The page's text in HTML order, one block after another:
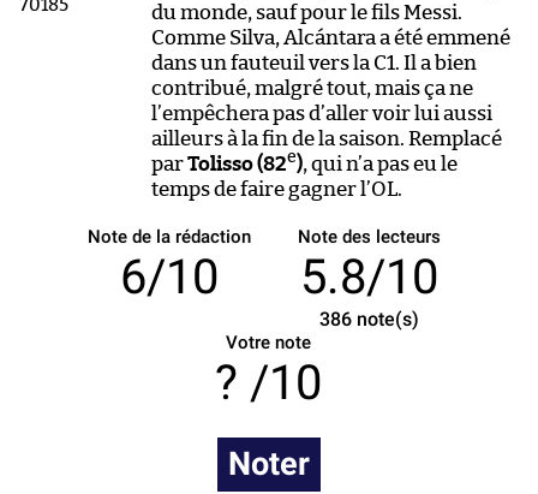
du monde, sauf pour le fils Messi.
Comme Silva, Alcántara a été emmené
dans un fauteuil vers la C1. Il a bien
contribué, malgré tout, mais ça ne
l’empêchera pas d’aller voir lui aussi
ailleurs à la fin de la saison. Remplacé
parTolisso (82e), qui n’a pas eu le
temps de faire gagner l’OL.
Note de la rédaction
6/10
Note des lecteurs
5.8/10
386note(s)
Votre note
/10
Noter